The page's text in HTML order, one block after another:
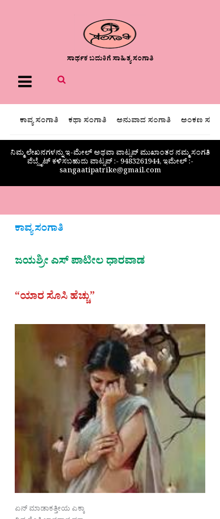
ಸಾರ್ಥಕ ಬದುಕಿಗೆ ಸಾಹಿತ್ಯ ಸಂಗಾತಿ
Menu
ಕಾವ್ಯ ಸಂಗಾತಿ ಕಥಾ ಸಂಗಾತಿ ಅನುವಾದ ಸಂಗಾತಿ ಅಂಕಣ
ನಿಮ್ಮ ಲೇಖನಗಳನ್ನು ಇ-ಮೇಲ್ ಅಥವಾ ವಾಟ್ಸಪ್ ಮುಖಾಂತರ ನಮ್ಮ ಸಂಗತಿ
ವೆಬ್ಸೈಟ್ ಕಳಿಸಬಹುದು ವಾಟ್ಸಪ್‌ :- 9483261944, ಇಮೇಲ್ :-
sangaatipatrike@gmail.com
ಕಾವ್ಯ ಸಂಗಾತಿ
ಜಯಶ್ರೀ ಎಸ್ ಪಾಟೀಲ ಧಾರವಾಡ
“ಯಾರ ಸೊಸಿ ಹೆಚ್ಚು”
ಏನ್ ಮಾಡಾಕತ್ತೀಯ ಎಕ್ಕಾ